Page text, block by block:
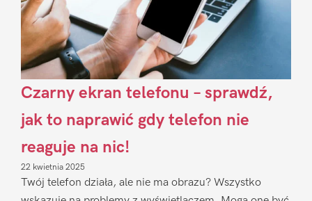
Czarny ekran telefonu – sprawdź,
jak to naprawić gdy telefon nie
reaguje na nic!
22 kwietnia 2025
Twój telefon działa, ale nie ma obrazu? Wszystko